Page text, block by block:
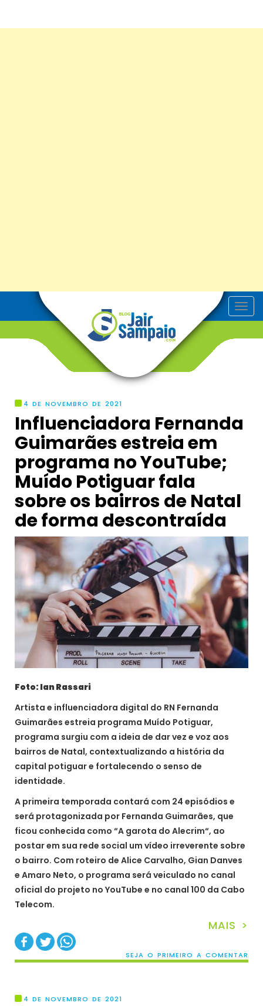
T
o
t
i
4 DE NOVEMBRO DE 2021
Influenciadora Fernanda
Guimarães estreia em
programa no YouTube;
Muído Potiguar fala
sobre os bairros de Natal
de forma descontraída
Foto: Ian Rassari
Artista e influenciadora digital do RN Fernanda
Guimarães estreia programa Muído Potiguar,
programa surgiu com a ideia de dar vez e voz aos
bairros de Natal, contextualizando a história da
capital potiguar e fortalecendo o senso de
identidade.
A primeira temporada contará com 24 episódios e
será protagonizada por Fernanda Guimarães, que
ficou conhecida como “A garota do Alecrim“, ao
postar em sua rede social um vídeo irreverente sobre
o bairro. Com roteiro de Alice Carvalho, Gian Danves
e Amaro Neto, o programa será veiculado no canal
oficial do projeto no YouTube e no canal 100 da Cabo
Telecom.
MAIS >
SEJA O PRIMEIRO A COMENTAR
4 DE NOVEMBRO DE 2021